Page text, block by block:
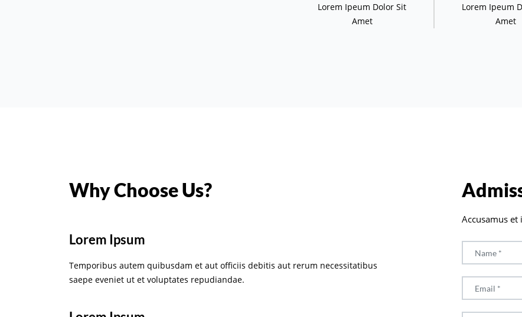
Lorem Ipeum Dolor Sit
Amet
Lorem Ipeum
Amet
Why Choose Us?
Lorem Ipsum
Temporibus autem quibusdam et aut officiis debitis aut rerum necessitatibus
saepe eveniet ut et voluptates repudiandae.
Accusamus